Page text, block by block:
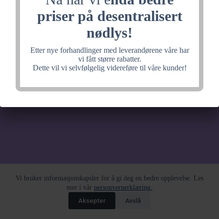
priser på desentralisert
nødlys!
Etter nye forhandlinger med leverandørene våre har
vi fått større rabatter.
Dette vil vi selvfølgelig videreføre til våre kunder!
Vi bruker informasjonskapsler for å gi deg en bedre opplevelse. Les
mer i vår personvernerklæring.
Aksepter
Avslå
noe fantastisk, velkommen
tilbake litt senere.